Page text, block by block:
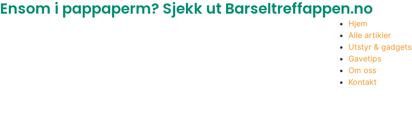
Ensom i pappaperm? Sjekk ut Barseltreffappen.no
Hjem
Alle artikler
Utstyr & gadgets
Gavetips
Om oss
Kontakt